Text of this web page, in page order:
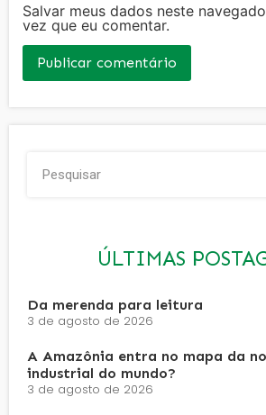
Salvar meus dados neste
vez que eu comentar.
ÚLTIMAS
Da merenda para leitura
3 de agosto de 2026
A Amazônia entra no mapa da
industrial do mundo?
3 de agosto de 2026